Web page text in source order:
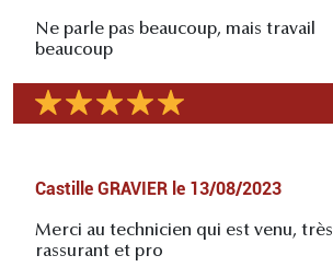
Ne parle pas beaucoup, mais travail
beaucoup
Castille GRAVIER le 13/08/2023
Merci au technicien qui est venu, très
rassurant et pro